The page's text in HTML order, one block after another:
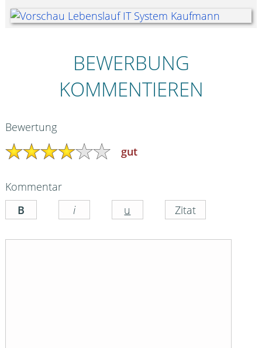
BEWERBUNG
KOMMENTIEREN
Bewertung
gut
Kommentar